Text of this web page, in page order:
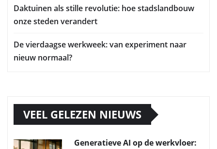
Daktuinen als stille revolutie: hoe stadslandbouw
onze steden verandert
De vierdaagse werkweek: van experiment naar
nieuw normaal?
VEEL GELEZEN NIEUWS
Generatieve AI op de werkvloer: